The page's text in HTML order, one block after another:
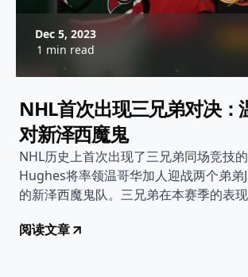
Dec 5, 2023
1 min read
NHL首次出现三兄弟对决：
对新泽西魔鬼
NHL历史上首次出现了三兄弟同场竞技
Hughes将率领温哥华加人迎战两个弟弟
的新泽西魔鬼队。三兄弟在本赛季的表
阅读文章